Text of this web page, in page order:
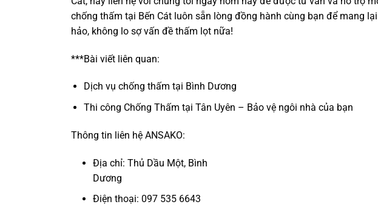
chống thấm tại Bến Cát luôn sẵn lòng đồng hành cùng bạn để mang
hảo, không lo sợ vấn đề thấm lọt nữa!
***Bài viết liên quan:
Dịch vụ chống thấm tại Bình Dương
Thi công Chống Thấm tại Tân Uyên – Bảo vệ ngôi nhà của bạn
Thông tin liên hệ ANSAKO:
Địa chỉ: Thủ Dầu Một, Bình
Dương
Điện thoại: 097 535 6643